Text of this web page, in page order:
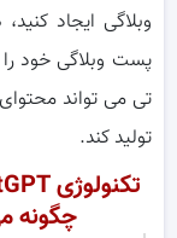
وبلاگی ایجاد
تی می تواند
تولید کند.
چگونه